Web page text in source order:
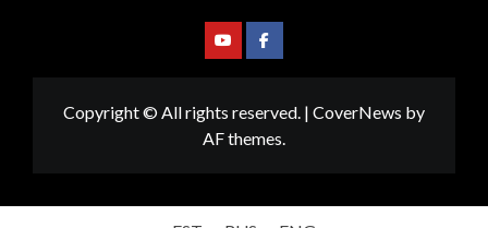
YoutubeFacebook
Copyright © All rights reserved. | CoverNews by
AF themes.